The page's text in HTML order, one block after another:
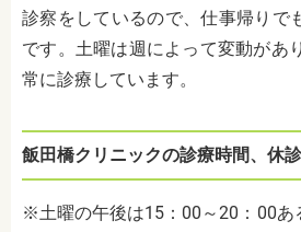
診察をしているので、仕事帰りで
です。土曜は週によって変動があ
常に診療しています。
飯田橋クリニックの診療時間、休
※土曜の午後は15：00～20：00あ